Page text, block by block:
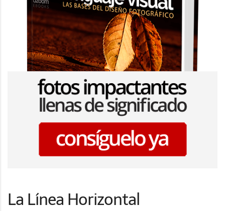
La Línea Horizontal